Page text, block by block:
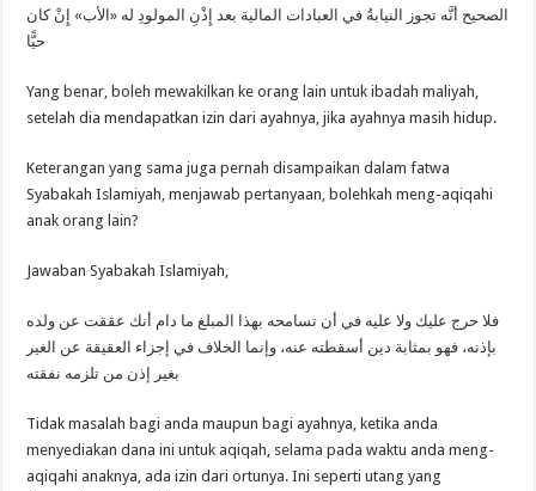
الصحيح أنَّه تجوز النيابةُ في العبادات المالية بعد إِذْنِ المولودِ له «الأب» إِنْ كان
حيًّا
Yang benar, boleh mewakilkan ke orang lain untuk ibadah maliyah,
setelah dia mendapatkan izin dari ayahnya, jika ayahnya masih hidup.
Keterangan yang sama juga pernah disampaikan dalam fatwa
Syabakah Islamiyah, menjawab pertanyaan, bolehkah meng-aqiqahi
anak orang lain?
Jawaban Syabakah Islamiyah,
فلا حرج عليك ولا عليه في أن تسامحه بهذا المبلغ ما دام أنك عققت عن ولده
بإذنه، فهو بمثابة دين أسقطته عنه، وإنما الخلاف في إجزاء العقيقة عن الغير
بغير إذن من تلزمه نفقته
Tidak masalah bagi anda maupun bagi ayahnya, ketika anda
menyediakan dana ini untuk aqiqah, selama pada waktu anda meng-
aqiqahi anaknya, ada izin dari ortunya. Ini seperti utang yang